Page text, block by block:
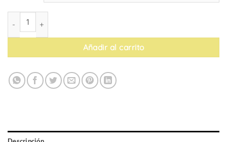
Tablero de mesa de MDF con acabado 3D efecto mármol
Añadir al carrito